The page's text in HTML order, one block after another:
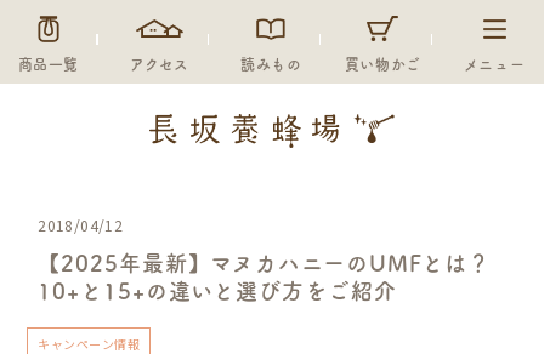
商品一覧 アクセス 読みもの 買い物かご メニュー
2018/04/12
【2025年最新】マヌカハニーのUMFとは？
10+と15+の違いと選び方をご紹介
キャンペーン情報